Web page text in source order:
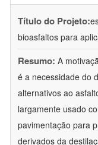
Título do Projeto:
bioasfaltos para
Resumo: A
é a necessidade do
alternativos ao
largamente usado
pavimentação para
derivados da